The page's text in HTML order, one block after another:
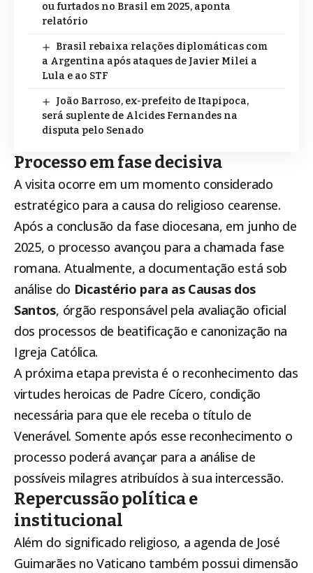
ou furtados no Brasil em 2025, aponta
relatório
Brasil rebaixa relações diplomáticas com
a Argentina após ataques de Javier Milei a
Lula e ao STF
João Barroso, ex-prefeito de Itapipoca,
será suplente de Alcides Fernandes na
disputa pelo Senado
Processo em fase decisiva
A visita ocorre em um momento considerado
estratégico para a causa do religioso cearense.
Após a conclusão da fase diocesana, em junho de
2025, o processo avançou para a chamada fase
romana. Atualmente, a documentação está sob
análise do Dicastério para as Causas dos
Santos, órgão responsável pela avaliação oficial
dos processos de beatificação e canonização na
Igreja Católica.
A próxima etapa prevista é o reconhecimento das
virtudes heroicas de Padre Cícero, condição
necessária para que ele receba o título de
Venerável. Somente após esse reconhecimento o
processo poderá avançar para a análise de
possíveis milagres atribuídos à sua intercessão.
Repercussão política e
institucional
Além do significado religioso, a agenda de José
Guimarães no Vaticano também possui dimensão